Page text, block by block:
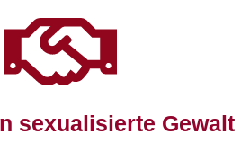
sexualisierte Gewalt